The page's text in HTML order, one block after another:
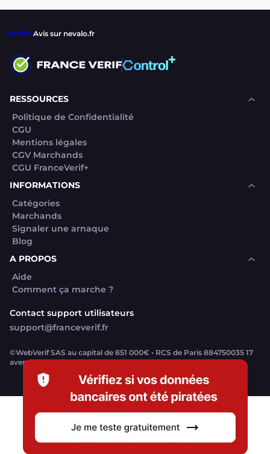
VerifierAvis sur nevalo.fr
RESSOURCES
Politique de Confidentialité
CGU
Mentions légales
CGV Marchands
CGU FranceVerif+
INFORMATIONS
Catégories
Marchands
Signaler une arnaque
Blog
A PROPOS
Aide
Comment ça marche ?
Contact support utilisateurs
support@franceverif.fr
©WebVerif SAS au capital de 851 000€ • RCS de Paris 884750035 17
avenue Jean Moulin, 93100 Montreuil, France